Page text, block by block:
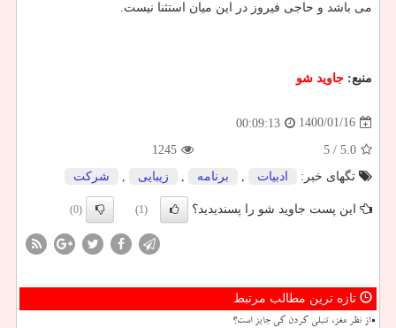
می باشد و حاجی فیروز در این میان استثنا نیست.
منبع: جاوید شو
1400/01/16
00:09:13
5.0
/ 5
1245
تگهای خبر:
ادبیات برنامه زیبایی شركت
این پست جاوید شو را پسندیدید؟ (1)
(0)
تازه ترین مطالب مرتبط
از نظر مغز، تنبلی کردن کی جایز است؟